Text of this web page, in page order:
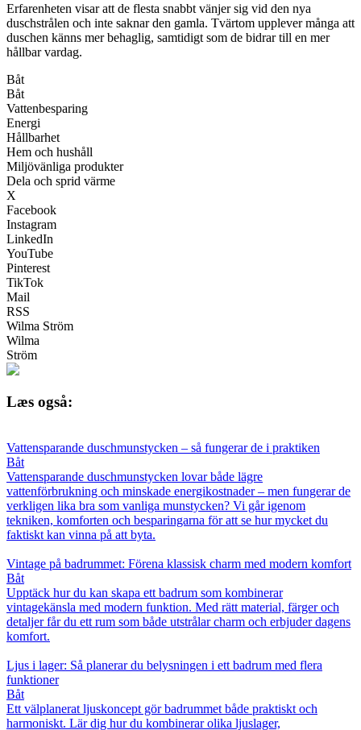
Erfarenheten visar att de flesta snabbt vänjer sig vid den nya
duschstrålen och inte saknar den gamla. Tvärtom upplever många att
duschen känns mer behaglig, samtidigt som de bidrar till en mer
hållbar vardag.
Båt
Båt
Vattenbesparing
Energi
Hållbarhet
Hem och hushåll
Miljövänliga produkter
Dela och sprid värme
X
Facebook
Instagram
LinkedIn
YouTube
Pinterest
TikTok
Mail
RSS
Wilma Ström
Wilma
Ström
Læs også:
Vattensparande duschmunstycken – så fungerar de i praktiken
Båt
Vattensparande duschmunstycken lovar både lägre
vattenförbrukning och minskade energikostnader – men fungerar de
verkligen lika bra som vanliga munstycken? Vi går igenom
tekniken, komforten och besparingarna för att se hur mycket du
faktiskt kan vinna på att byta.
Vintage på badrummet: Förena klassisk charm med modern komfort
Båt
Upptäck hur du kan skapa ett badrum som kombinerar
vintagekänsla med modern funktion. Med rätt material, färger och
detaljer får du ett rum som både utstrålar charm och erbjuder dagens
komfort.
Ljus i lager: Så planerar du belysningen i ett badrum med flera
funktioner
Båt
Ett välplanerat ljuskoncept gör badrummet både praktiskt och
harmoniskt. Lär dig hur du kombinerar olika ljuslager,